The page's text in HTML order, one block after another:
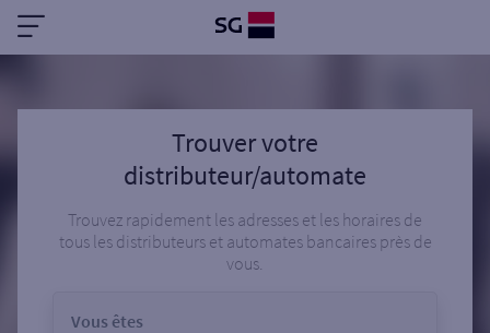
Trouver votre
distributeur/automate
Trouvez rapidement les adresses et les horaires de
tous les distributeurs et automates bancaires près de
vous.
Vous êtes